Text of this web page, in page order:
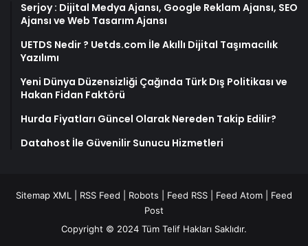
Serjoy : Dijital Medya Ajansı, Google Reklam Ajansı, SEO
Ajansı ve Web Tasarım Ajansı
UETDS Nedir ? Uetds.com İle Akıllı Dijital Taşımacılık
Yazılımı
Yeni Dünya Düzensizliği Çağında Türk Dış Politikası ve
Hakan Fidan Faktörü
Hurda Fiyatları Güncel Olarak Nereden Takip Edilir?
Datahost İle Güvenilir Sunucu Hizmetleri
Sitemap XML RSS Feed Robots Feed RSS Feed Atom
Feed
Post
Copyright © 2024 Tüm Telif Hakları Saklıdır.